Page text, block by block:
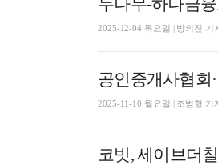
두나무-하나금
2025-12-04 목요일 | 방의진 기
공인중개사협회
2025-11-10 월요일 | 조범형 기
코빗, 세이브더